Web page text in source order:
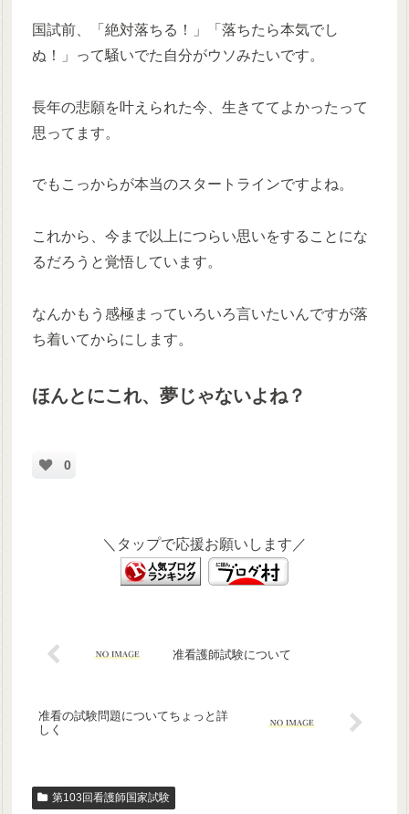
国試前、「絶対落ちる！」「落ちたら本気でし
ぬ！」って騒いでた自分がウソみたいです。
長年の悲願を叶えられた今、生きててよかったって
思ってます。
でもこっからが本当のスタートラインですよね。
これから、今まで以上につらい思いをすることにな
るだろうと覚悟しています。
なんかもう感極まっていろいろ言いたいんですが落
ち着いてからにします。
ほんとにこれ、夢じゃないよね？
0
＼タップで応援お願いします／
准看護師試験について
准看の試験問題についてちょっと詳
しく
第103回看護師国家試験